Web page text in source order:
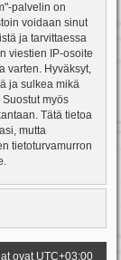
palvelin on
voidaan sinut
ja tarvittaessa
viestien IP-osoite
varten. Hyväksyt,
ja sulkea mikä
myös
Tätä tietoa
mutta
tietoturvamurron
ovat UTC+03:00